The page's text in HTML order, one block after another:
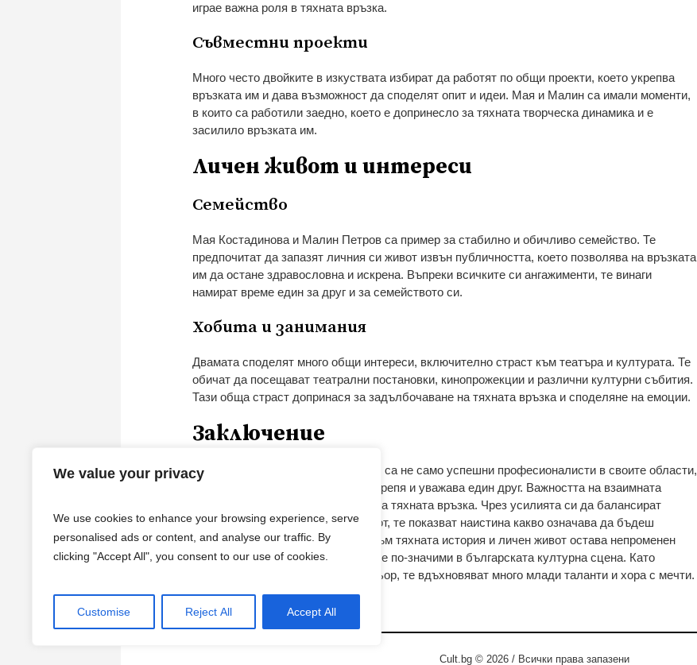
We value your privacy
We use cookies to enhance your browsing experience, serve
personalised ads or content, and analyse our traffic. By
clicking "Accept All", you consent to our use of cookies.
Customise Reject All Accept All
играе важна роля в тяхната връзка.
Съвместни проекти
Много често двойките в изкуствата избират да работят по общи проекти, което укрепва
връзката им и дава възможност да споделят опит и идеи. Мая и Малин са имали моменти,
в които са работили заедно, което е допринесло за тяхната творческа динамика и е
засилило връзката им.
Личен живот и интереси
Семейство
Мая Костадинова и Малин Петров са пример за стабилно и обичливо семейство. Те
предпочитат да запазят личния си живот извън публичността, което позволява на връзката
им да остане здравословна и искрена. Въпреки всичките си ангажименти, те винаги
намират време един за друг и за семейството си.
Хобита и занимания
Двамата споделят много общи интереси, включително страст към театъра и културата. Те
обичат да посещават театрални постановки, кинопрожекции и различни културни събития.
Тази обща страст допринася за задълбочаване на тяхната връзка и споделяне на емоции.
Заключение
Мая Костадинова и Малин Петров са не само успешни професионалисти в своите области,
но и прекрасна двойка, която подкрепя и уважава един друг. Важността на взаимната
подкрепа и разбиране е ключова за тяхната връзка. Чрез усилията си да балансират
личния и професионалния си живот, те показват наистина какво означава да бъдеш
влюбен и ангажиран. Интересът към тяхната история и личен живот остава непроменен
сред зрителите, което ги прави още по-значими в българската културна сцена. Като
известна водеща и талантлив актьор, те вдъхновяват много млади таланти и хора с мечти.
Cult.bg © 2026 / Всички права запазени